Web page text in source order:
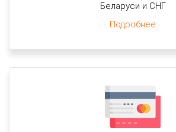
Беларуси и СНГ
Подробнее